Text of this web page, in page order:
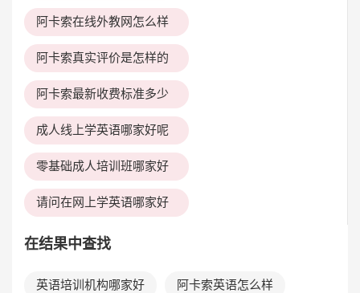
阿卡索在线外教网怎么样
阿卡索真实评价是怎样的
阿卡索最新收费标准多少
成人线上学英语哪家好呢
零基础成人培训班哪家好
请问在网上学英语哪家好
在结果中查找
英语培训机构哪家好 阿卡索英语怎么样